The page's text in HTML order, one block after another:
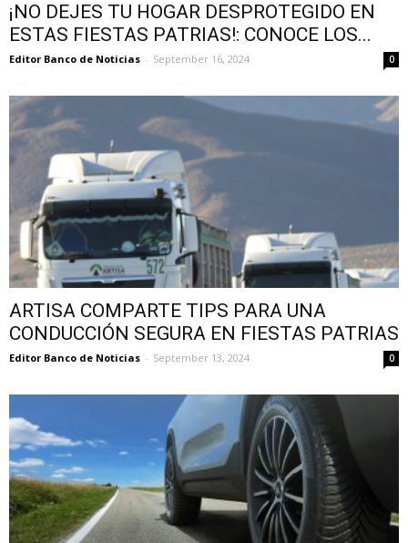
¡NO DEJES TU HOGAR DESPROTEGIDO EN
ESTAS FIESTAS PATRIAS!: CONOCE LOS...
Editor Banco de Noticias - September 16, 2024 0
ARTISA COMPARTE TIPS PARA UNA
CONDUCCIÓN SEGURA EN FIESTAS PATRIAS
Editor Banco de Noticias - September 13, 2024 0